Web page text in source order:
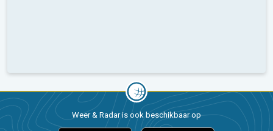
Weer & Radar is ook beschikbaar op